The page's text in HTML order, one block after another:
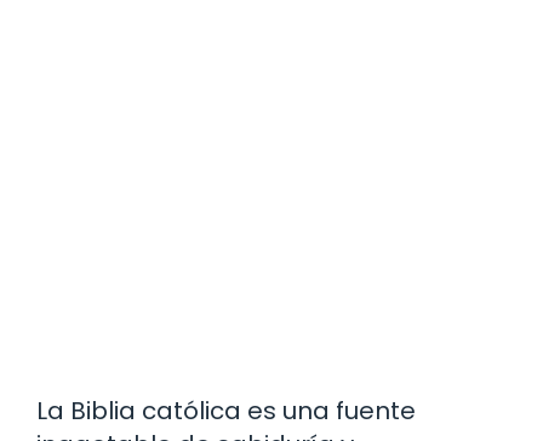
La Biblia católica es una fuente